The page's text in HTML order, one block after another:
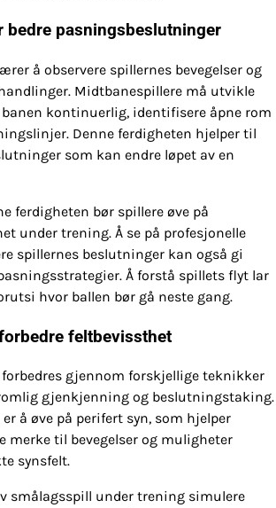
bedre pasningsbeslutninger
å observere spillernes bevegelser og
Midtbanespillere må utvikle
kontinuerlig, identifisere åpne rom
Denne ferdigheten hjelper til
som kan endre løpet av en
ferdigheten bør spillere øve på
under trening. Å se på profesjonelle
spillernes beslutninger kan også gi
Å forstå spillets flyt lar
hvor ballen bør gå neste gang.
feltbevissthet
gjennom forskjellige teknikker
gjenkjenning og beslutningstaking.
å øve på perifert syn, som hjelper
merke til bevegelser og muligheter
synsfelt.
smålagsspill under trening simulere